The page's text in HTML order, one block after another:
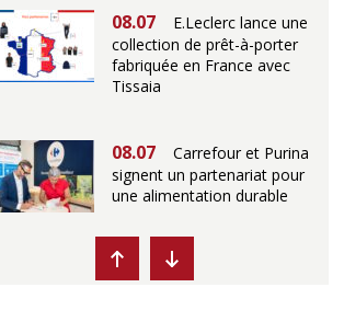
08.07
E.Leclerc lance une
collection de prêt-à-porter
fabriquée en France avec
Tissaia
08.07
Carrefour et Purina
signent un partenariat pour
une alimentation durable
07.07
Ikea propose des